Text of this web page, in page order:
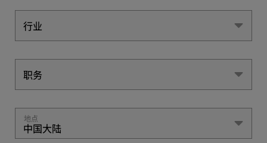
行业
行业
职务
职务
地点
中国大陆